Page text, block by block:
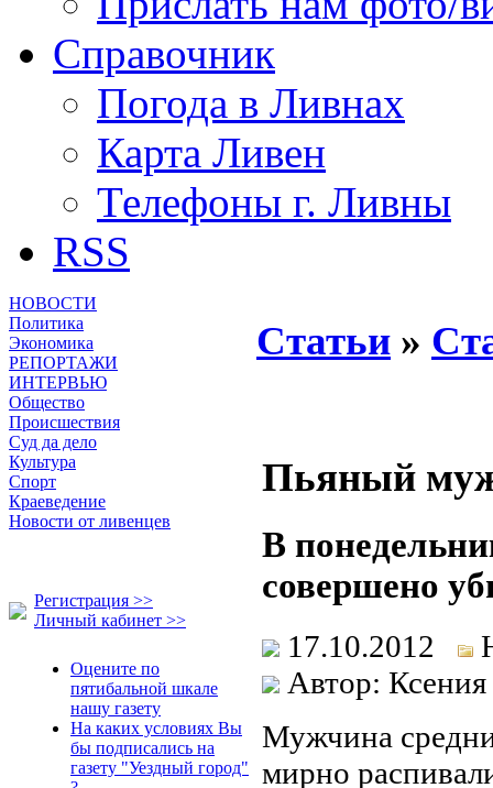
Справочник
Погода в Ливнах
Карта Ливен
Телефоны г. Ливны
RSS
НОВОСТИ
Политика
Экономика
РЕПОРТАЖИ
ИНТЕРВЬЮ
Общество
Происшествия
Суд да дело
Культура
Спорт
Краеведение
Новости от ливенцев
Регистрация >>
Личный кабинет >>
Оцените по
пятибальной шкале
нашу газету
На каких условиях Вы
бы подписались на
газету "Уездный город"
Статьи »
Пьяный
В
совершено
17.10.2012
Автор:
Мужчина
мирно